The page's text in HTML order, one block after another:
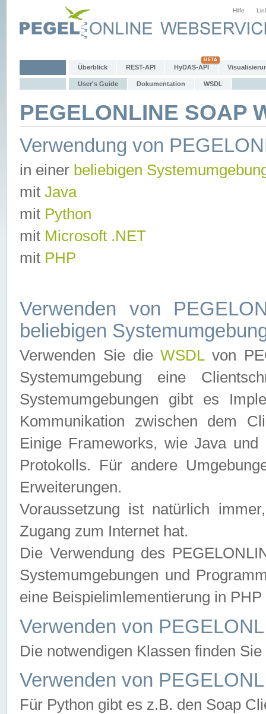
Hilfe
Überblick REST-API HyDAS-API
User's Guide Dokumentation WSDL
PEGELONLINE SOAP
Verwendung von
in einer beliebigen
mit Java
mit Python
mit Microsoft .NET
mit PHP
Verwenden von
beliebigen
Verwenden Sie dieWSDLvon
Systemumgebung eine
Systemumgebungen gibt es
Kommunikation zwischen dem
Einige Frameworks, wie Java
Protokolls. Für andere
Erweiterungen.
Voraussetzung ist natürlich
Zugang zum Internet hat.
Die Verwendung des
Systemumgebungen und
eine Beispielimlementierung in
Verwenden von
Die notwendigen Klassen finden
Verwenden von
Für Python gibt es z.B. den Soap